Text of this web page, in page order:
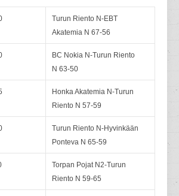
Turun Riento N-EBT
Akatemia N 67-56
BC Nokia N-Turun Riento
N 63-50
Honka Akatemia N-Turun
Riento N 57-59
Turun Riento N-Hyvinkään
Ponteva N 65-59
Torpan Pojat N2-Turun
Riento N 59-65